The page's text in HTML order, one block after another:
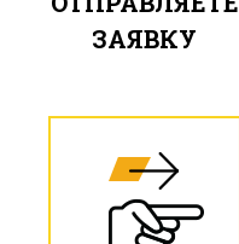
ЗАЯВКУ